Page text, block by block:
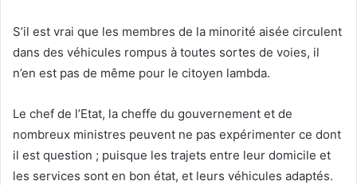
S’il est vrai que les membres de la minorité aisée circulent
dans des véhicules rompus à toutes sortes de voies, il
n’en est pas de même pour le citoyen lambda.
Le chef de l’Etat, la cheffe du gouvernement et de
nombreux ministres peuvent ne pas expérimenter ce dont
il est question ; puisque les trajets entre leur domicile et
les services sont en bon état, et leurs véhicules adaptés.